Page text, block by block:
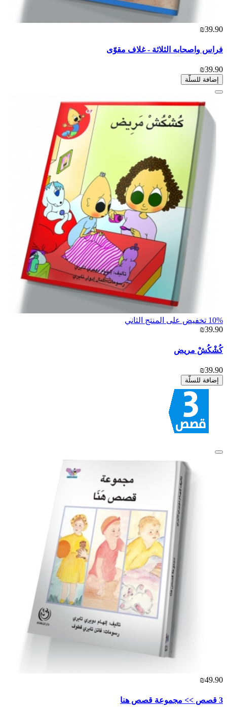
₪39.90
فراس واصحابه الثلاثة - غلاف مقوّى
₪39.90
إضافة للسلّة
10% تخفيض على المنتج الثاني
₪39.90
كُشْكُشْ مريض
₪39.90
إضافة للسلّة
₪49.90
3 قصص >> مجموعة قصص هنا